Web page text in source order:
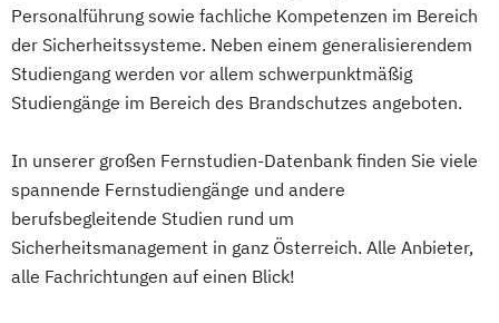
Nachhaltiges Design
Nationale und internationale Zertifizierung
und Produktkennzeichnung
New Venture Management
Prozesssimulation in der
Verfahrenstechnik
Regenerative Energietechnik
Technikfolgen­abschätzung
Personalführung sowie fachliche Kompetenzen im Bereich
der Sicherheitssysteme. Neben einem generalisierendem
Studiengang werden vor allem schwerpunktmäßig
Studiengänge im Bereich des Brandschutzes angeboten.
In unserer großen Fernstudien-Datenbank finden Sie viele
spannende Fernstudiengänge und andere
berufsbegleitende Studien rund um
Sicherheitsmanagement in ganz Österreich. Alle Anbieter,
alle Fachrichtungen auf einen Blick!